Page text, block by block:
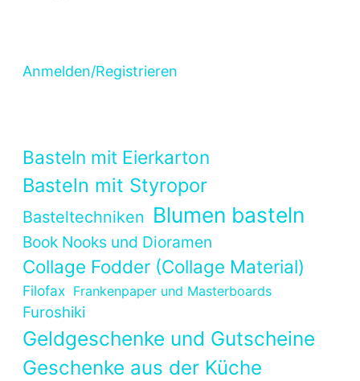
Anmelden/Registrieren
Basteln mit Eierkarton
Basteln mit Styropor
Basteltechniken Blumen basteln
Book Nooks und Dioramen
Collage Fodder (Collage Material)
Filofax Frankenpaper und Masterboards
Furoshiki
Geldgeschenke und Gutscheine
Geschenke aus der Küche